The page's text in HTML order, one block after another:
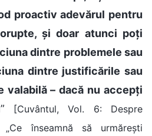
proactiv adevărul pentru
și doar atunci poți
dintre problemele sau
dintre justificările sau
valabilă – dacă nu accepți
” [Cuvântul, Vol. 6: Despre
„Ce înseamnă să urmărești